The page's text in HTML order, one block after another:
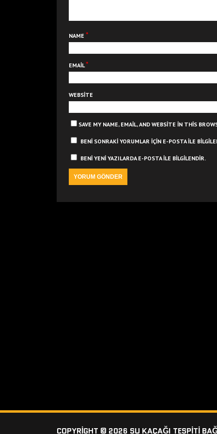
NAME *
EMAIL*
WEBSITE
SAVE MY NAME, EMAIL, AND WEBSITE IN THIS
BENI SONRAKI YORUMLAR IÇIN E-POSTA ILE
BENI YENI YAZILARDA E-POSTA ILE BILGILENDIR.
COPYRIGHT © 2026 SU KAÇAĞI TESPITI